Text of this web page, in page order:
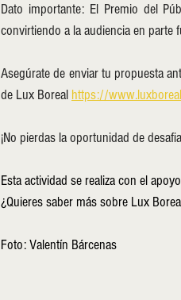
Dato importante: El Premio del
convirtiendo a la audiencia en parte
Asegúrate de enviar tu propuesta
de Lux Boreal https://
¡No pierdas la oportunidad de
Esta actividad se realiza con el
¿Quieres saber más sobre Lux
Foto: Valentín Bárcenas